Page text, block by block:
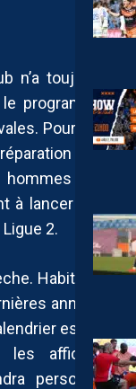
n’a toujours
programme
Pourtant,
est
de
à lancer leur
2.
Habitué à
années,
estival
les affiches
personne,